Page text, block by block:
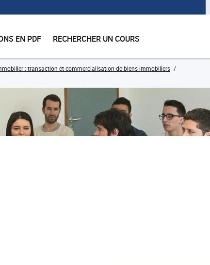
EN PDF RECHERCHER UN COURS
: transaction et commercialisation de biens immobiliers